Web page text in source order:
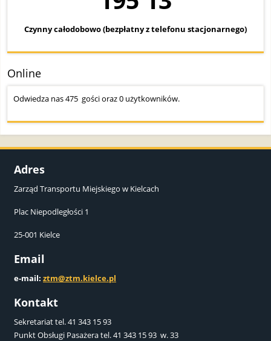
Czynny całodobowo (bezpłatny z telefonu stacjonarnego)
Online
Odwiedza nas 475 gości oraz 0 użytkowników.
Adres
Zarząd Transportu Miejskiego w Kielcach
Plac Niepodległości 1
25-001 Kielce
Email
e-mail: ztm@ztm.kielce.pl
Kontakt
Sekretariat tel. 41 343 15 93
Punkt Obsługi Pasażera tel. 41 343 15 93 w. 33